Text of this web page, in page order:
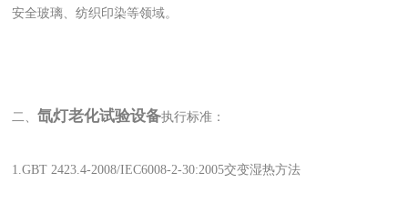
安全玻璃、纺织印染等领域。
二、氙灯老化试验设备执行标准：
1.GBT 2423.4-2008/IEC6008-2-30:2005交变湿热方法